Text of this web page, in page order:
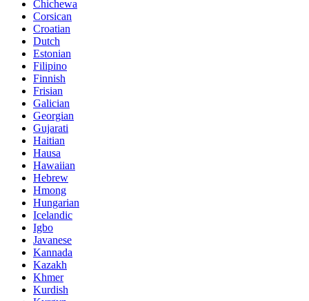
Chichewa
Corsican
Croatian
Dutch
Estonian
Filipino
Finnish
Frisian
Galician
Georgian
Gujarati
Haitian
Hausa
Hawaiian
Hebrew
Hmong
Hungarian
Icelandic
Igbo
Javanese
Kannada
Kazakh
Khmer
Kurdish